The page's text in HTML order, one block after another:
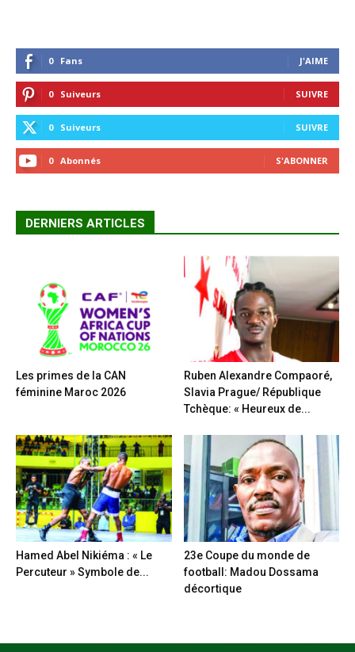
0 Fans J'AIME
0 Suiveurs SUIVRE
0 Suiveurs SUIVRE
0 Abonnés S'ABONNER
DERNIERS ARTICLES
Les primes de la CAN
féminine Maroc 2026
Ruben Alexandre Compaoré,
Slavia Prague/ République
Tchèque: « Heureux de...
Hamed Abel Nikiéma : « Le
Percuteur » Symbole de...
23e Coupe du monde de
football: Madou Dossama
décortique